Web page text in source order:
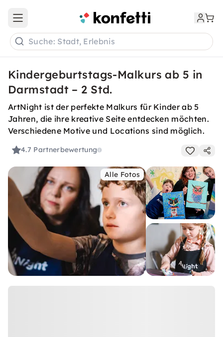
Open main menu
Suche: Stadt, Erlebnis
Kindergeburtstags-Malkurs ab 5 in
Darmstadt – 2 Std.
ArtNight ist der perfekte Malkurs für Kinder ab 5
Jahren, die ihre kreative Seite entdecken möchten.
Verschiedene Motive und Locations sind möglich.
4.7 Partnerbewertung
Alle Fotos